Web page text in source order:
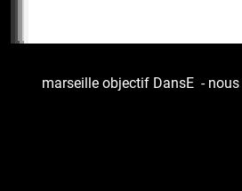
marseille objectif DansE -